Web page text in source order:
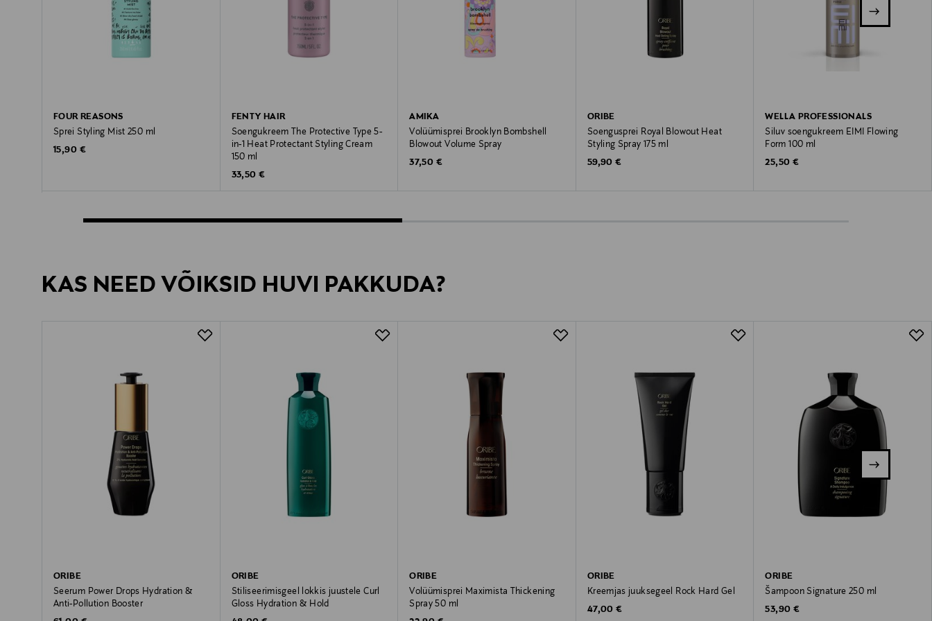
FOUR REASONS
Sprei Styling Mist 250 ml
Original Price
15,90 €
FENTY HAIR
Soengukreem The Protective Type 5-
in-1 Heat Protectant Styling Cream
150 ml
Original Price
33,50 €
AMIKA
Volüümisprei Brooklyn Bombshell
Blowout Volume Spray
Original Price
37,50 €
ORIBE
Soengusprei Royal Blowout Heat
Styling Spray 175 ml
Original Price
59,90 €
WELLA PROFESSIONALS
Siluv soengukreem EIMI Flowing
Form 100 ml
Original Price
25,50 €
KAS NEED VÕIKSID HUVI PAKKUDA?
ORIBE
Seerum Power Drops Hydration &
Anti-Pollution Booster
ORIBE
Stiliseerimisgeel lokkis juustele Curl
Gloss Hydration & Hold
ORIBE
Volüümisprei Maximista Thickening
Spray 50 ml
ORIBE
Kreemjas juuksegeel Rock Hard Gel
Original Price
47,00 €
ORIBE
Šampoon Signature 250 ml
Original Price
53,90 €